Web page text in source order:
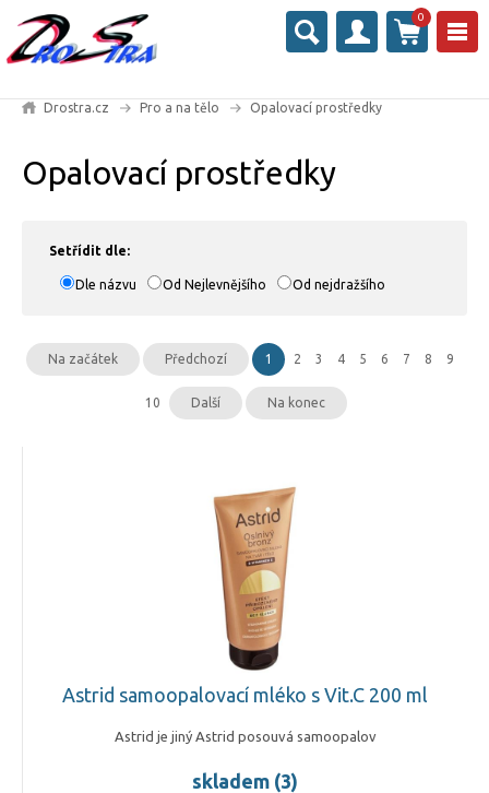
0
Drostra.cz Pro a na tělo Opalovací prostředky
Opalovací prostředky
Setřídit dle:
Dle názvu Od Nejlevnějšího Od nejdražšího
Na začátek Předchozí 1 2 3 4 5 6 7 8 9
10 Další Na konec
Astrid samoopalovací mléko s Vit.C 200 ml
Astrid je jiný Astrid posouvá samoopalov
skladem (3)